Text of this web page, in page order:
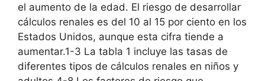
el aumento de la edad. El riesgo de desarrollar
cálculos renales es del 10 al 15 por ciento en los
Estados Unidos, aunque esta cifra tiende a
aumentar.1-3 La tabla 1 incluye las tasas de
diferentes tipos de cálculos renales en niños y